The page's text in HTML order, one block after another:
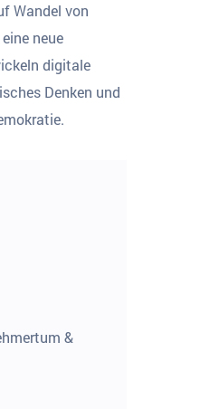
Wandel von
neue
digitale
Denken und
&